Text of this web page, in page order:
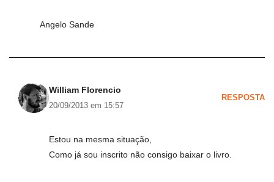
Angelo Sande
William Florencio
20/09/2013 em 15:57
RESPOSTA
Estou na mesma situação,
Como já sou inscrito não consigo baixar o livro.